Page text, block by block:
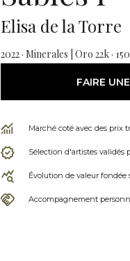
Elisa de la Torre
2022 · Minerales | Oro 22k ·
FAIRE
Marché coté avec des prix
Sélection d'artistes validés
Évolution de valeur fondée
Accompagnement